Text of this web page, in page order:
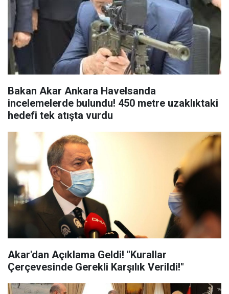
Bakan Akar Ankara Havelsanda
incelemelerde bulundu! 450 metre uzaklıktaki
hedefi tek atışta vurdu
Akar'dan Açıklama Geldi! "Kurallar
Çerçevesinde Gerekli Karşılık Verildi!"